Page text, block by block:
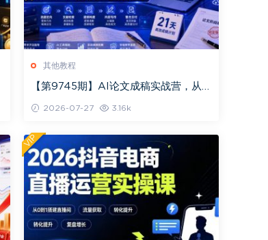
其他教程
【第9745期】AI论文成稿实战营，从选
你完成一篇
2026-07-27 3.16k
VIP